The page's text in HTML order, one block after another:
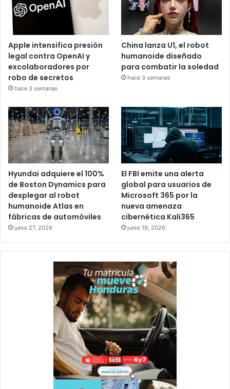
Apple intensifica presión
legal contra OpenAI y
excolaboradores por
robo de secretos
hace 3 semanas
China lanza U1, el robot
humanoide diseñado
para combatir la soledad
hace 3 semanas
Hyundai adquiere el 100%
de Boston Dynamics para
desplegar al robot
humanoide Atlas en
fábricas de automóviles
junio 27, 2026
El FBI emite una alerta
global para usuarios de
Microsoft 365 por la
nueva amenaza
cibernética Kali365
junio 19, 2026